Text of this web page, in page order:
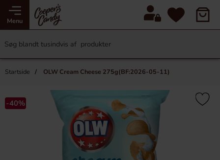
Menu
Startside OLW Cream Cheese 275g(BF:2026-05-11)
-40%